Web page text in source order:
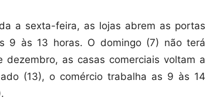
a sexta-feira, as lojas abrem as portas
9 às 13 horas. O domingo (7) não terá
as casas comerciais voltam a
(13), o comércio trabalha as 9 às 14